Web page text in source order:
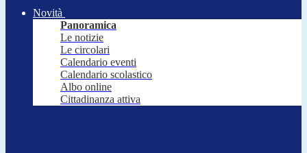
Novità
Panoramica
Le notizie
Le circolari
Calendario eventi
Calendario scolastico
Albo online
Cittadinanza attiva